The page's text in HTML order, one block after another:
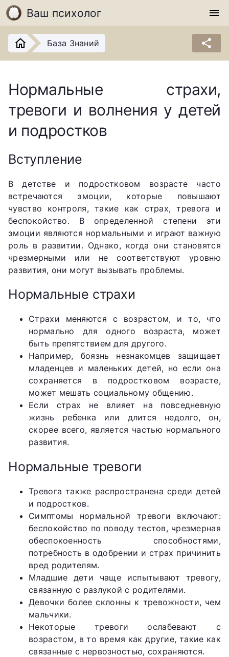
Ваш психолог menu
База Знаний share
Нормальные страхи,
тревоги и волнения у детей
и подростков
Вступление
В детстве и подростковом возрасте часто
встречаются эмоции, которые повышают
чувство контроля, такие как страх, тревога и
беспокойство. В определенной степени эти
эмоции являются нормальными и играют важную
роль в развитии. Однако, когда они становятся
чрезмерными или не соответствуют уровню
развития, они могут вызывать проблемы.
Нормальные страхи
Страхи меняются с возрастом, и то, что
нормально для одного возраста, может
быть препятствием для другого.
Например, боязнь незнакомцев защищает
младенцев и маленьких детей, но если она
сохраняется в подростковом возрасте,
может мешать социальному общению.
Если страх не влияет на повседневную
жизнь ребенка или длится недолго, он,
скорее всего, является частью нормального
развития.
Нормальные тревоги
Тревога также распространена среди детей
и подростков.
Симптомы нормальной тревоги включают:
беспокойство по поводу тестов, чрезмерная
обеспокоенность способностями,
потребность в одобрении и страх причинить
вред родителям.
Младшие дети чаще испытывают тревогу,
связанную с разлукой с родителями.
Девочки более склонны к тревожности, чем
мальчики.
Некоторые тревоги ослабевают с
возрастом, в то время как другие, такие как
связанные с нервозностью, сохраняются.